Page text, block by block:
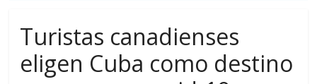
de
Cienfuegos,
Cuba
Turistas canadienses
eligen Cuba como destino